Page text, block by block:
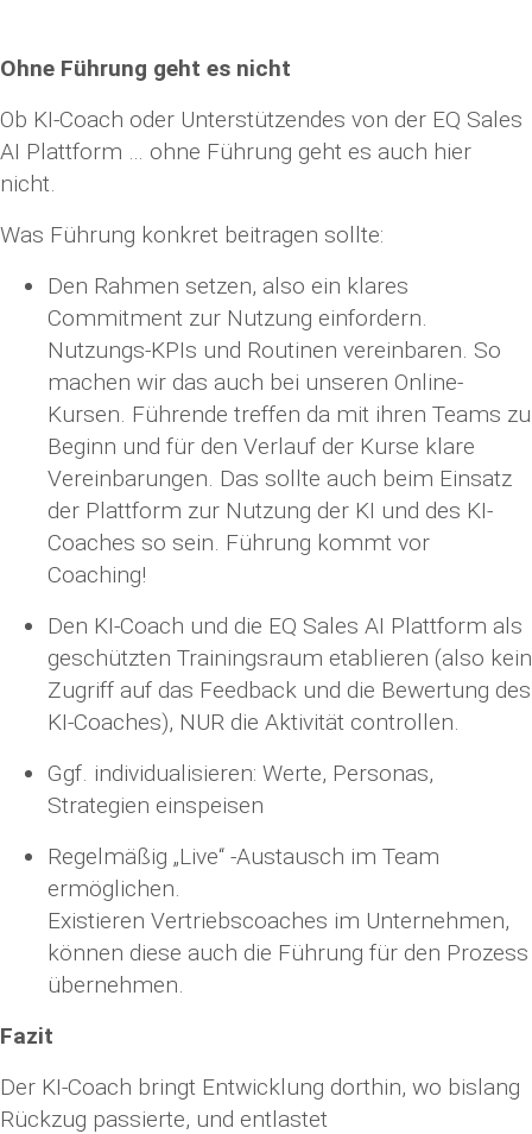
Ohne Führung geht es nicht
Ob KI-Coach oder Unterstützendes von der EQ Sales
AI Plattform … ohne Führung geht es auch hier
nicht.
Was Führung konkret beitragen sollte:
Den Rahmen setzen, also ein klares
Commitment zur Nutzung einfordern.
Nutzungs-KPIs und Routinen vereinbaren. So
machen wir das auch bei unseren Online-
Kursen. Führende treffen da mit ihren Teams zu
Beginn und für den Verlauf der Kurse klare
Vereinbarungen. Das sollte auch beim Einsatz
der Plattform zur Nutzung der KI und des KI-
Coaches so sein. Führung kommt vor
Coaching!
Den KI-Coach und die EQ Sales AI Plattform als
geschützten Trainingsraum etablieren (also kein
Zugriff auf das Feedback und die Bewertung des
KI-Coaches), NUR die Aktivität controllen.
Ggf. individualisieren: Werte, Personas,
Strategien einspeisen
Regelmäßig „Live“ -Austausch im Team
ermöglichen.
Existieren Vertriebscoaches im Unternehmen,
können diese auch die Führung für den Prozess
übernehmen.
Fazit
Der KI-Coach bringt Entwicklung dorthin, wo bislang
Rückzug passierte, und entlastet